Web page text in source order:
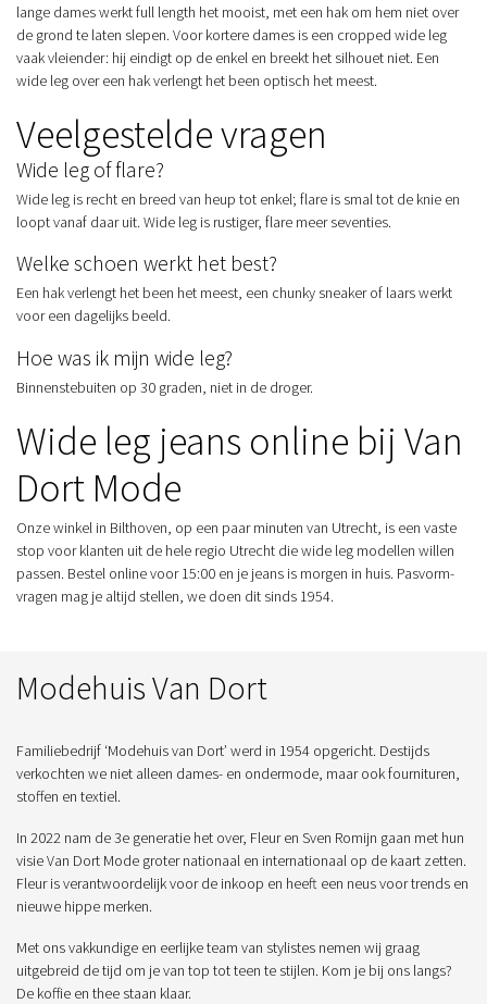
lange dames werkt full length het mooist, met een hak om hem niet over
de grond te laten slepen. Voor kortere dames is een cropped wide leg
vaak vleiender: hij eindigt op de enkel en breekt het silhouet niet. Een
wide leg over een hak verlengt het been optisch het meest.
Veelgestelde vragen
Wide leg of flare?
Wide leg is recht en breed van heup tot enkel; flare is smal tot de knie en
loopt vanaf daar uit. Wide leg is rustiger, flare meer seventies.
Welke schoen werkt het best?
Een hak verlengt het been het meest, een chunky sneaker of laars werkt
voor een dagelijks beeld.
Hoe was ik mijn wide leg?
Binnenstebuiten op 30 graden, niet in de droger.
Wide leg jeans online bij Van
Dort Mode
Onze winkel in Bilthoven, op een paar minuten van Utrecht, is een vaste
stop voor klanten uit de hele regio Utrecht die wide leg modellen willen
passen. Bestel online voor 15:00 en je jeans is morgen in huis. Pasvorm-
vragen mag je altijd stellen, we doen dit sinds 1954.
Modehuis Van Dort
Familiebedrijf ‘Modehuis van Dort’ werd in 1954 opgericht. Destijds
verkochten we niet alleen dames- en ondermode, maar ook fournituren,
stoffen en textiel.
In 2022 nam de 3e generatie het over, Fleur en Sven Romijn gaan met hun
visie Van Dort Mode groter nationaal en internationaal op de kaart zetten.
Fleur is verantwoordelijk voor de inkoop en heeft een neus voor trends en
nieuwe hippe merken.
Met ons vakkundige en eerlijke team van stylistes nemen wij graag
uitgebreid de tijd om je van top tot teen te stijlen. Kom je bij ons langs?
De koffie en thee staan klaar.